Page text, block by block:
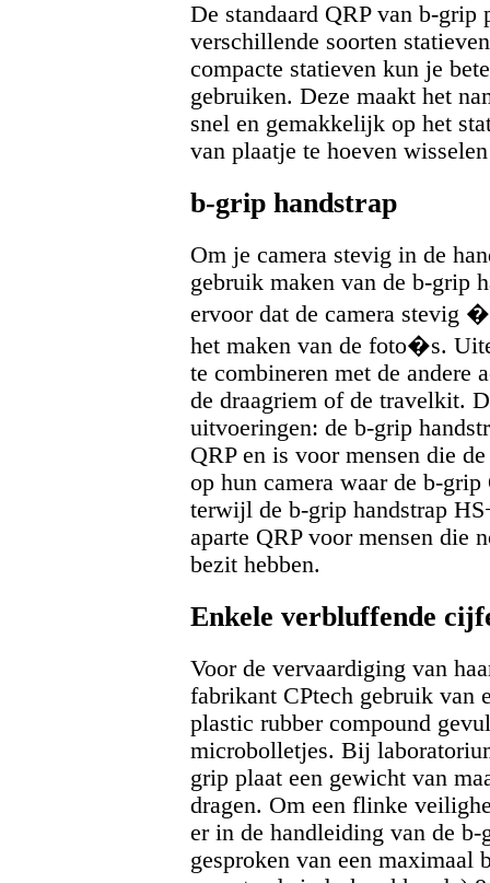
De standaard QRP van b-
verschillende soorten
compacte statieven kun je
gebruiken. Deze maakt het
snel en gemakkelijk op het
van plaatje te hoeven
b-grip handstrap
Om je camera stevig in de
gebruik maken van de b-grip
ervoor dat de camera stevig
het maken van de foto�s.
te combineren met de andere
de draagriem of de travelkit.
uitvoeringen: de b-grip
QRP en is voor mensen die
op hun camera waar de b-
terwijl de b-grip handstrap
aparte QRP voor mensen die
bezit hebben.
Enkele verbluffende
Voor de vervaardiging van
fabrikant CPtech gebruik van
plastic rubber compound
microbolletjes. Bij
grip plaat een gewicht van
dragen. Om een flinke
er in de handleiding van de b-
gesproken van een maximaal